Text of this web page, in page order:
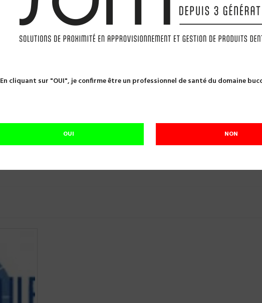
En cliquant sur "OUI", je confirme être un professionnel de santé du domaine
OUI NON
INSTRUMENTATIONS MATÉRIELS LABORATOIRE

Plus que8 En stock